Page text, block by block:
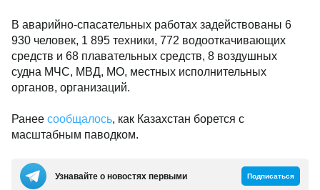
В аварийно-спасательных работах задействованы 6
930 человек, 1 895 техники, 772 водооткачивающих
средств и 68 плавательных средств, 8 воздушных
судна МЧС, МВД, МО, местных исполнительных
органов, организаций.
Ранее сообщалось, как Казахстан борется с
масштабным паводком.
Узнавайте о новостях первыми Подписаться